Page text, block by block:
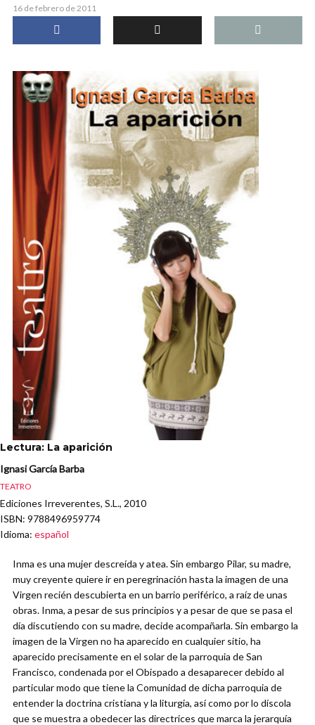
16 de febrero de 2011
Lectura: La aparición
Ignasi García Barba
TEATRO
Ediciones Irreverentes, S.L., 2010
ISBN: 9788496959774
Idioma: español
Inma es una mujer descreída y atea. Sin embargo Pilar, su madre,
muy creyente quiere ir en peregrinación hasta la imagen de una
Virgen recién descubierta en un barrio periférico, a raíz de unas
obras. Inma, a pesar de sus principios y a pesar de que se pasa el
día discutiendo con su madre, decide acompañarla. Sin embargo la
imagen de la Virgen no ha aparecido en cualquier sitio, ha
aparecido precisamente en el solar de la parroquia de San
Francisco, condenada por el Obispado a desaparecer debido al
particular modo que tiene la Comunidad de dicha parroquia de
entender la doctrina cristiana y la liturgia, así como por lo díscola
que se muestra a obedecer las directrices que marca la jerarquía